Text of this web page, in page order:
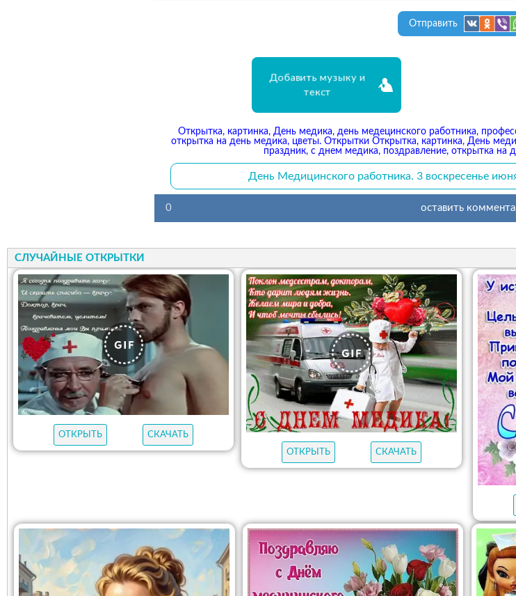
Отправить
Добавить музыку и
текст
Открытка, картинка, День медика, день медецинского работника,
открытка на день медика, цветы. Открытки Открытка, картинка, День
праздник, с днем медика, поздравление, открытка на
День Медицинского работника. 3 воскресенье
0 оставить
СЛУЧАЙНЫЕ ОТКРЫТКИ
ОТКРЫТЬ
СКАЧАТЬ
ОТКРЫТЬ
СКАЧАТЬ